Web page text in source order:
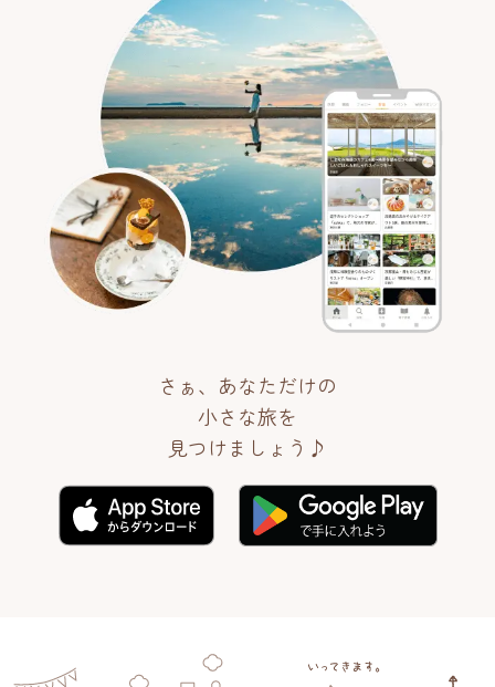
さぁ、あなただけの
小さな旅を
見つけましょう♪